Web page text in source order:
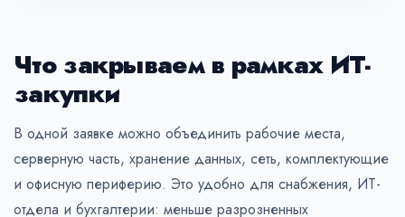
Что закрываем в рамках ИТ-
закупки
В одной заявке можно объединить рабочие места,
серверную часть, хранение данных, сеть, комплектующие
и офисную периферию. Это удобно для снабжения, ИТ-
отдела и бухгалтерии: меньше разрозненных